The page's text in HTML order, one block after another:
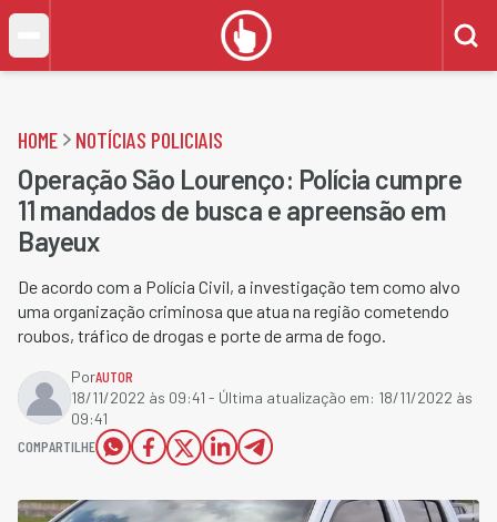
HOME NOTÍCIAS POLICIAIS
Operação São Lourenço: Polícia cumpre
11 mandados de busca e apreensão em
Bayeux
De acordo com a Polícia Civil, a investigação tem como alvo
uma organização criminosa que atua na região cometendo
roubos, tráfico de drogas e porte de arma de fogo.
PorAUTOR
18/11/2022 às 09:41 - Última atualização em: 18/11/2022 às
09:41
COMPARTILHE